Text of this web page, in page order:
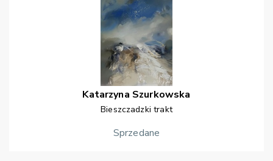
Katarzyna Szurkowska
Bieszczadzki trakt
Sprzedane